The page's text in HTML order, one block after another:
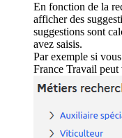
En fonction de la
afficher des
suggestions sont
avez saisis.
Par exemple si
France Travail peut